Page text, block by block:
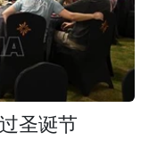
圣诞节